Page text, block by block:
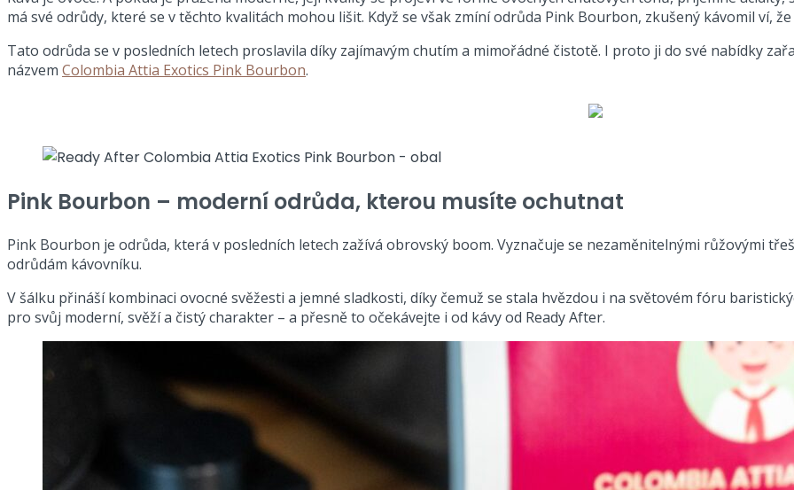
má své odrůdy, které se v těchto kvalitách mohou lišit. Když se však zmíní odrůda Pink Bourbon, zkušený kávomil ví,
Tato odrůda se v posledních letech proslavila díky zajímavým chutím a mimořádné čistotě. I proto ji do své nabídky
názvem Colombia Attia Exotics Pink Bourbon.
Pink Bourbon – moderní odrůda, kterou musíte ochutnat
Pink Bourbon je odrůda, která v posledních letech zažívá obrovský boom. Vyznačuje se nezaměnitelnými růžovými
odrůdám kávovníku.
V šálku přináší kombinaci ovocné svěžesti a jemné sladkosti, díky čemuž se stala hvězdou i na světovém fóru
pro svůj moderní, svěží a čistý charakter – a přesně to očekávejte i od kávy od Ready After.